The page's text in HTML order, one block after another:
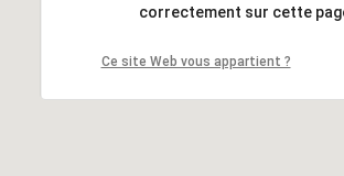
correctement sur cette
Ce site Web vous appartient ?
correctement sur cette
Ce site Web vous appartient ?